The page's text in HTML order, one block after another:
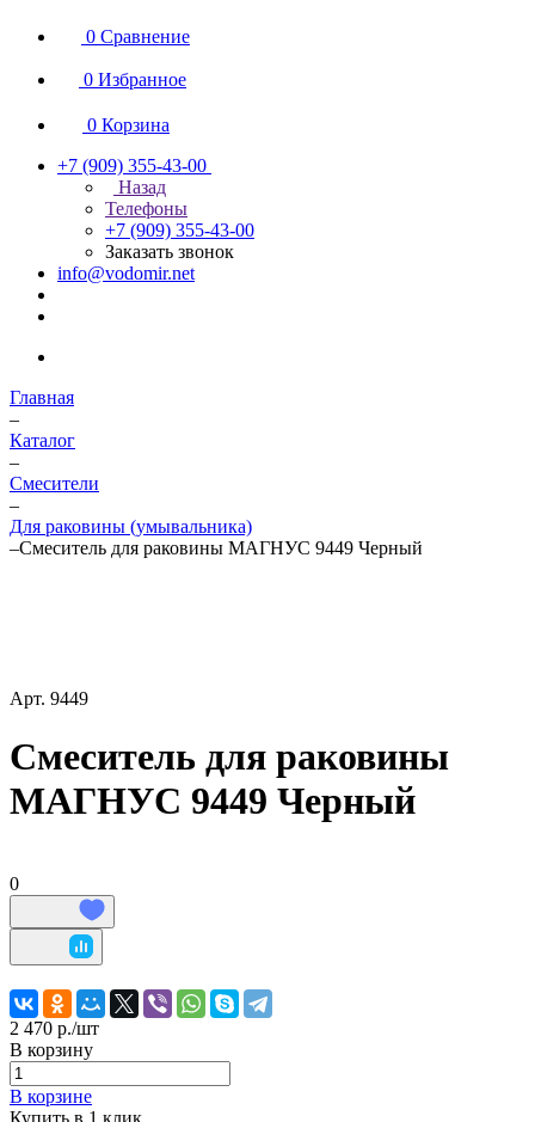
0 Сравнение
0 Избранное
0 Корзина
+7 (909) 355-43-00
Назад
Телефоны
+7 (909) 355-43-00
Заказать звонок
info@vodomir.net
Главная
–
Каталог
–
Смесители
–
Для раковины (умывальника)
–Смеситель для раковины МАГНУС 9449 Черный
Арт. 9449
Смеситель для раковины
МАГНУС 9449 Черный
0
2 470 р./шт
В корзину
В корзине
Купить в 1 клик